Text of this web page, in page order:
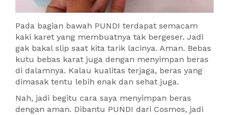
Pada bagian bawah PUNDI terdapat semacam
kaki karet yang membuatnya tak bergeser. Jadi
gak bakal slip saat kita tarik lacinya. Aman. Bebas
kutu bebas karat juga dengan menyimpan beras
di dalamnya. Kalau kualitas terjaga, beras yang
dimasak tentu lebih enak dan sehat juga.
Nah, jadi begitu cara saya menyimpan beras
dengan aman. Dibantu PUNDI dari Cosmos, jadi